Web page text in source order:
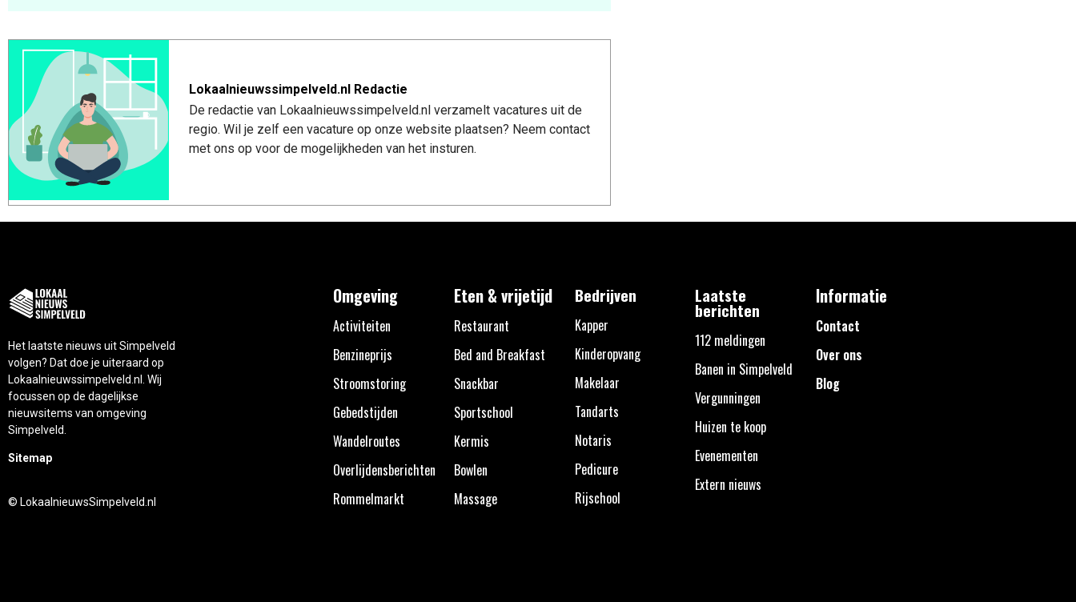
Lokaalnieuwssimpelveld.nl Redactie
De redactie van Lokaalnieuwssimpelveld.nl verzamelt vacatures uit de
regio. Wil je zelf een vacature op onze website plaatsen? Neem contact
met ons op voor de mogelijkheden van het insturen.
Het laatste nieuws uit Simpelveld
volgen? Dat doe je uiteraard op
Lokaalnieuwssimpelveld.nl. Wij
focussen op de dagelijkse
nieuwsitems van omgeving
Simpelveld.
Sitemap
© LokaalnieuwsSimpelveld.nl
Omgeving
Activiteiten
Benzineprijs
Stroomstoring
Gebedstijden
Wandelroutes
Overlijdensberichten
Rommelmarkt
Eten & vrijetijd
Restaurant
Bed and Breakfast
Snackbar
Sportschool
Kermis
Bowlen
Massage
Bedrijven
Kapper
Kinderopvang
Makelaar
Tandarts
Notaris
Pedicure
Rijschool
Laatste
berichten
112 meldingen
Banen in Simpelveld
Vergunningen
Huizen te koop
Evenementen
Extern nieuws
Informatie
Contact
Over ons
Blog